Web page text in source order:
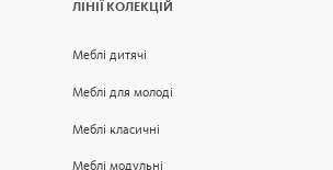
ЛІНІЇ КОЛЕКЦІЙ
Меблі дитячі
Меблі для молоді
Меблі класичні
Меблі модульні